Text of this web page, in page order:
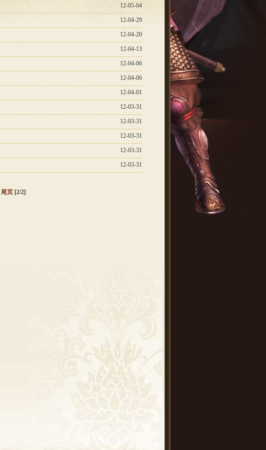
12-05-04
12-04-29
12-04-20
12-04-13
12-04-06
12-04-06
12-04-01
12-03-31
12-03-31
12-03-31
12-03-31
12-03-31
尾页[2/2]